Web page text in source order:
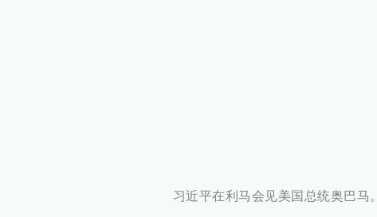
习近平在利马会见美国总统奥巴马。